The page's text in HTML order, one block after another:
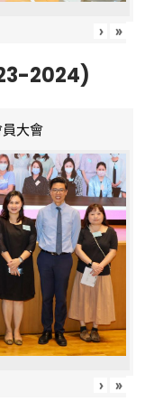
› »
2024)
大會
› »